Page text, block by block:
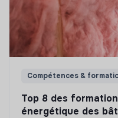
Compétences &
Top 8 des
énergétique des